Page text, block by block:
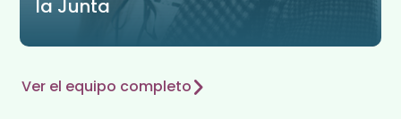
la Junta
Ver el equipo completo